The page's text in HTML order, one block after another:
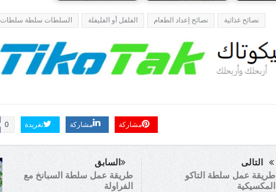
السلطات سلطة سلطات الفلفل أو الفليفلة نصائح إعداد الطعام نصائح غذائية
0 تغريدة مشاركة مشاركة
السابق
طريقة عمل سلطة السبانخ مع
الفراولة
التالى
طريقة عمل سلطة التاكو
المكسيكية